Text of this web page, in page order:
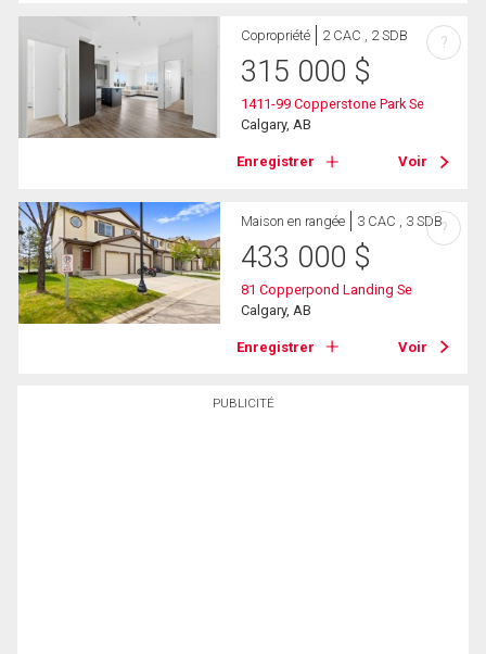
PUBLICITÉ
Copropriété 2 CAC , 2 SDB
315 000 $
1411-99 Copperstone Park Se
Calgary, AB
Enregistrer Voir
?
Maison en rangée 3 CAC , 3 SDB
433 000 $
81 Copperpond Landing Se
Calgary, AB
Enregistrer Voir
?